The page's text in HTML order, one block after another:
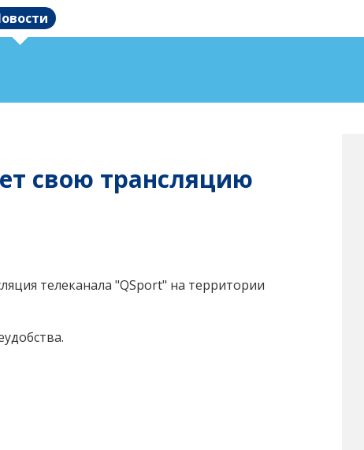
свою трансляцию
телеканала "QSport" на территории